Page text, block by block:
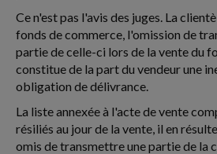
Ce n'est pas l'avis des juges. La
fonds de commerce, l'omission de
partie de celle-ci lors de la vente du
constitue de la part du vendeur une
obligation de délivrance.
La liste annexée à l'acte de vente
résiliés au jour de la vente, il en
omis de transmettre une partie de la